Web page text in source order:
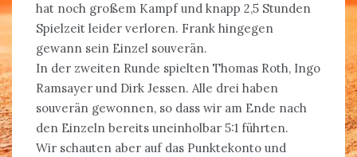
hat noch großem Kampf und knapp 2,5 Stunden
Spielzeit leider verloren. Frank hingegen
gewann sein Einzel souverän.
In der zweiten Runde spielten Thomas Roth, Ingo
Ramsayer und Dirk Jessen. Alle drei haben
souverän gewonnen, so dass wir am Ende nach
den Einzeln bereits uneinholbar 5:1 führten.
Wir schauten aber auf das Punktekonto und